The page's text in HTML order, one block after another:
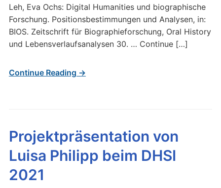
Leh, Eva Ochs: Digital Humanities und biographische
Forschung. Positionsbestimmungen und Analysen, in:
BIOS. Zeitschrift für Biographieforschung, Oral History
und Lebensverlaufsanalysen 30. … Continue […]
Continue Reading →
Projektpräsentation von
Luisa Philipp beim DHSI
2021